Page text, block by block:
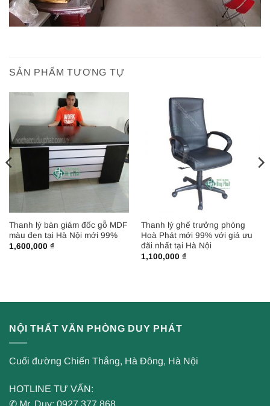
SẢN PHẨM TƯƠNG TỰ
Thanh lý bàn giám đốc gỗ MDF
màu đen tại Hà Nội mới 99%
1,600,000 ₫
Thanh lý ghế trưởng phòng
Hoà Phát mới 99% với giá ưu
đãi nhất tại Hà Nội
1,100,000 ₫
NỘI THẤT VĂN PHÒNG DUY PHÁT
Cuối đường Chiến Thắng, Hà Đông, Hà Nội
HOTLINE TƯ VẤN: